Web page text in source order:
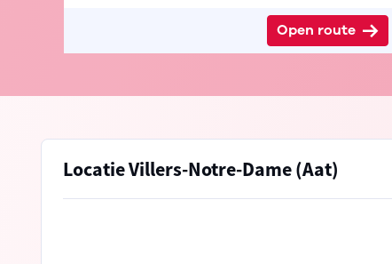
Open route
Locatie Villers-Notre-Dame (Aat)